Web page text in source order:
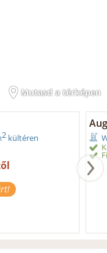
Mutasd a térképen
2 kültéren